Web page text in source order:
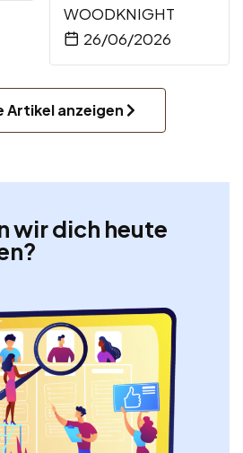
WOODKNIGHT
26/06/2026
Artikel anzeigen
wir dich heute